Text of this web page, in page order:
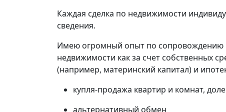
Каждая сделка по недвижимости
сведения.
Имею огромный опыт по сопровождению
недвижимости как за счет собственных
(например, материнский капитал) и
купля-продажа квартир и комнат,
альтернативный обмен